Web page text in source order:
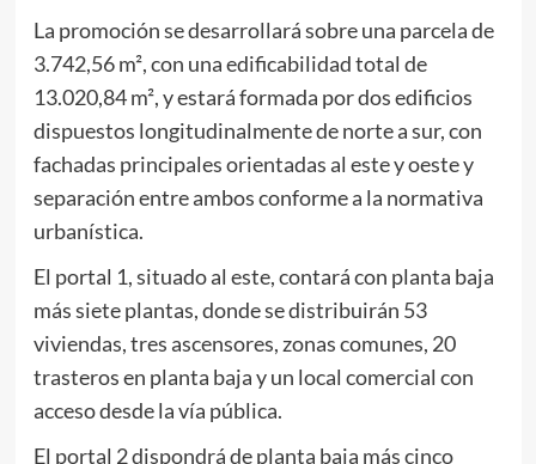
La promoción se desarrollará sobre una parcela de
3.742,56 m², con una edificabilidad total de
13.020,84 m², y estará formada por dos edificios
dispuestos longitudinalmente de norte a sur, con
fachadas principales orientadas al este y oeste y
separación entre ambos conforme a la normativa
urbanística.
El portal 1, situado al este, contará con planta baja
más siete plantas, donde se distribuirán 53
viviendas, tres ascensores, zonas comunes, 20
trasteros en planta baja y un local comercial con
acceso desde la vía pública.
El portal 2 dispondrá de planta baja más cinco